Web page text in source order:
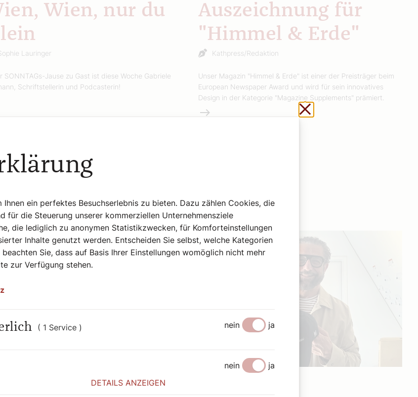
Wien, nur du
Lauringer
SONNTAGs-Jause zu Gast ist diese Woche Gabriele
Schriftstellerin und Podcasterin!
Auszeichnung für
"Himmel & Erde"
Kathpress/Redaktion
Unser Magazin "Himmel & Erde" ist einer der Preisträger beim
European Newspaper Award und wird für sein innovatives
Design in der Kategorie "Magazine Supplements" prämiert.
Weiterlesen
Wien und Niederösterreich
Schließen ohne zu
ein perfektes Besuchserlebnis zu bieten. Dazu zählen Cookies, die
für die Steuerung unserer kommerziellen Unternehmensziele
die lediglich zu anonymen Statistikzwecken, für Komforteinstellungen
Inhalte genutzt werden. Entscheiden Sie selbst, welche Kategorien
Sie, dass auf Basis Ihrer Einstellungen womöglich nicht mehr
zur Verfügung stehen.
( 1 Service ) nein ja
nein
ja
DETAILS ANZEIGEN